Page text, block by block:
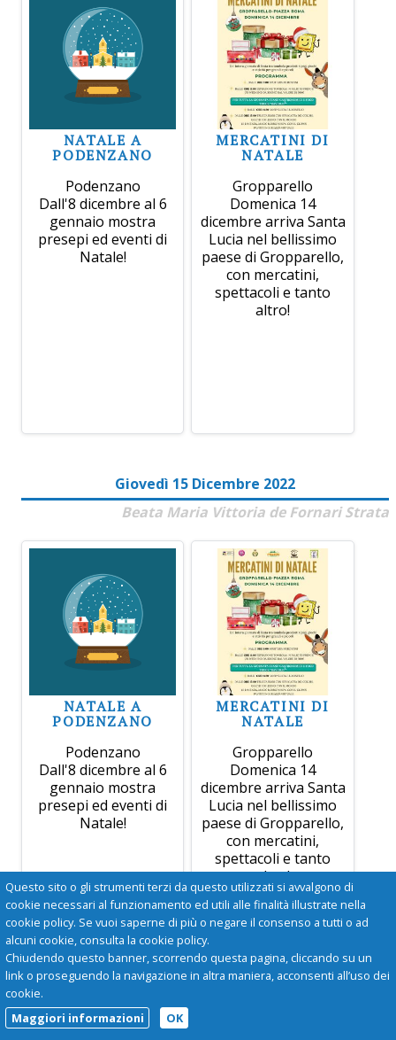
NATALE A
PODENZANO
Podenzano
Dall'8 dicembre al 6
gennaio mostra
presepi ed eventi di
Natale!
MERCATINI DI
NATALE
Gropparello
Domenica 14
dicembre arriva Santa
Lucia nel bellissimo
paese di Gropparello,
con mercatini,
spettacoli e tanto
altro!
Giovedì 15 Dicembre 2022
Beata Maria Vittoria de Fornari Strata
NATALE A
PODENZANO
Podenzano
Dall'8 dicembre al 6
gennaio mostra
presepi ed eventi di
Natale!
MERCATINI DI
NATALE
Gropparello
Domenica 14
dicembre arriva Santa
Lucia nel bellissimo
paese di Gropparello,
con mercatini,
spettacoli e tanto
altro!
Questo sito o gli strumenti terzi da questo utilizzati si avvalgono di
cookie necessari al funzionamento ed utili alle finalità illustrate nella
cookie policy. Se vuoi saperne di più o negare il consenso a tutti o ad
alcuni cookie, consulta la cookie policy.
Chiudendo questo banner, scorrendo questa pagina, cliccando su un
link o proseguendo la navigazione in altra maniera, acconsenti all’uso dei
cookie.
Maggiori informazioni
OK